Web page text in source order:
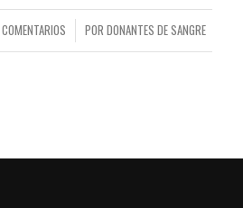
/ POR DONANTES DE SANGRE